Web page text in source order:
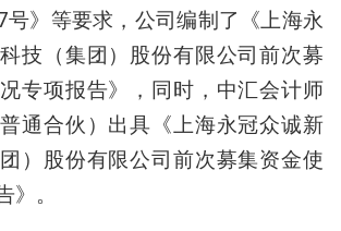
》等要求，公司编制了《上海永
技（集团）股份有限公司前次募
专项报告》，同时，中汇会计师
通合伙）出具《上海永冠众诚新
）股份有限公司前次募集资金使
。